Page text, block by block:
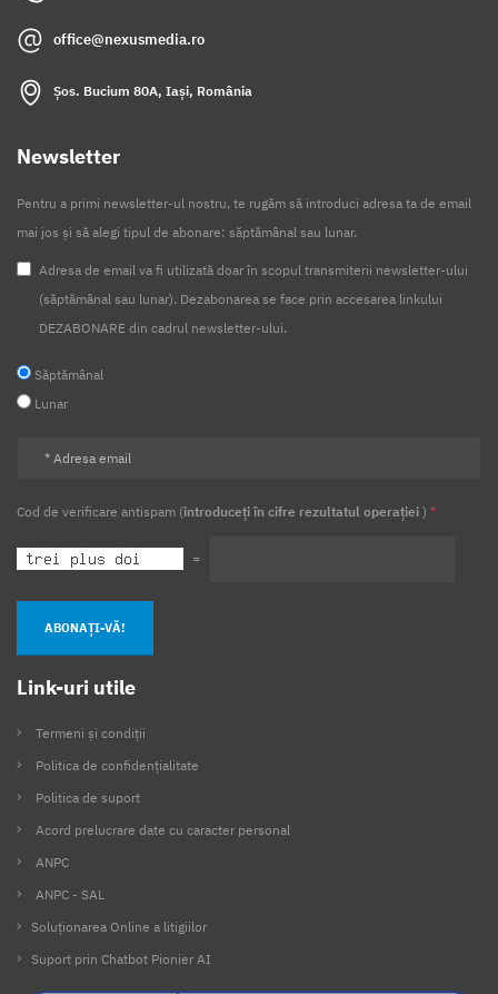
office@nexusmedia.ro
Șos. Bucium 80A, Iași, România
Newsletter
Pentru a primi newsletter-ul nostru, te rugăm să introduci adresa ta de email
mai jos și să alegi tipul de abonare: săptămânal sau lunar.
Adresa de email va fi utilizată doar în scopul transmiterii newsletter-ului
(săptămânal sau lunar). Dezabonarea se face prin accesarea linkului
DEZABONARE din cadrul newsletter-ului.
Săptămânal
Lunar
Cod de verificare antispam (introduceți în cifre rezultatul operației ) *
=
ABONAȚI-VĂ!
Link-uri utile
Termeni și condiții
Politica de confidențialitate
Politica de suport
Acord prelucrare date cu caracter personal
ANPC
ANPC - SAL
Soluționarea Online a litigiilor
Suport prin Chatbot Pionier AI